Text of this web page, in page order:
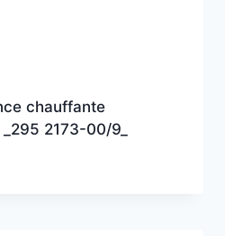
chauffante
2173-00/9_